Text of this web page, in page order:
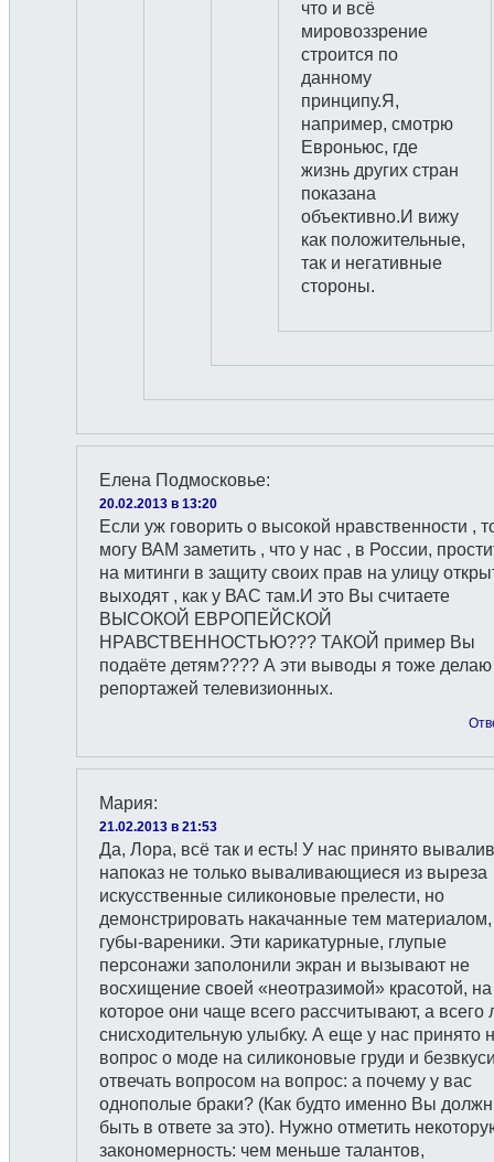
что и всё
мировоззрение
строится по
данному
принципу.Я,
например, смотрю
Евроньюс, где
жизнь других стран
показана
объективно.И вижу
как положительные,
так и негативные
стороны.
Елена Подмосковье:
20.02.2013 в 13:20
Если уж говорить о высокой нравственности ,
могу ВАМ заметить , что у нас , в России,
на митинги в защиту своих прав на улицу
выходят , как у ВАС там.И это Вы считаете
ВЫСОКОЙ ЕВРОПЕЙСКОЙ
НРАВСТВЕННОСТЬЮ??? ТАКОЙ пример Вы
подаёте детям???? А эти выводы я тоже делаю
репортажей телевизионных.
Мария:
21.02.2013 в 21:53
Да, Лора, всё так и есть! У нас принято
напоказ не только вываливающиеся из выреза
искусственные силиконовые прелести, но
демонстрировать накачанные тем материалом,
губы-вареники. Эти карикатурные, глупые
персонажи заполонили экран и вызывают не
восхищение своей «неотразимой» красотой, на
которое они чаще всего рассчитывают, а всего
снисходительную улыбку. А еще у нас принято
вопрос о моде на силиконовые груди и
отвечать вопросом на вопрос: а почему у вас
однополые браки? (Как будто именно Вы
быть в ответе за это). Нужно отметить
закономерность: чем меньше талантов,